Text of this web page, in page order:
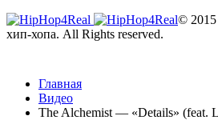
Главная
Видео
The Alchemist — «Details» (feat.
© 2015
хип-хопа. All Rights reserved.